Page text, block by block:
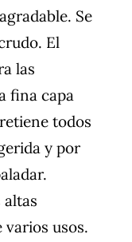
Se
El
las
fina capa
todos
y por
altas
usos.